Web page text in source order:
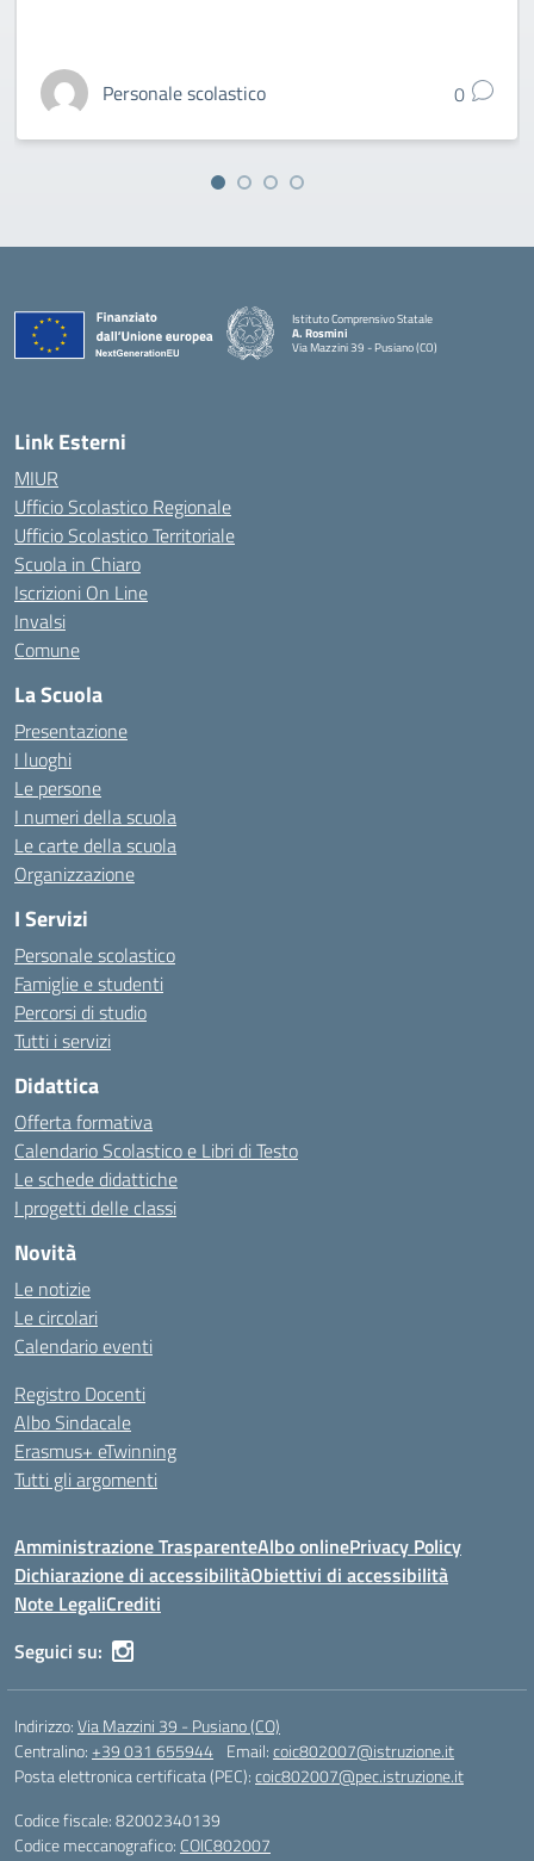
Personale scolastico 0
Istituto Comprensivo Statale
A. Rosmini
Via Mazzini 39 - Pusiano (CO)
Link Esterni
MIUR
Ufficio Scolastico Regionale
Ufficio Scolastico Territoriale
Scuola in Chiaro
Iscrizioni On Line
Invalsi
Comune
La Scuola
Presentazione
I luoghi
Le persone
I numeri della scuola
Le carte della scuola
Organizzazione
I Servizi
Personale scolastico
Famiglie e studenti
Percorsi di studio
Tutti i servizi
Didattica
Offerta formativa
Calendario Scolastico e Libri di Testo
Le schede didattiche
I progetti delle classi
Novità
Le notizie
Le circolari
Calendario eventi
Registro Docenti
Albo Sindacale
Erasmus+ eTwinning
Tutti gli argomenti
Amministrazione TrasparenteAlbo onlinePrivacy Policy
Dichiarazione di accessibilitàObiettivi di accessibilità
Note LegaliCrediti
Seguici su:
Indirizzo:Via Mazzini 39 - Pusiano (CO)
Centralino:+39 031 655944 Email:coic802007@istruzione.it
Posta elettronica certificata (PEC):coic802007@pec.istruzione.it
Codice fiscale: 82002340139
Codice meccanografico: COIC802007